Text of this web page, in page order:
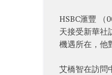
HSBC滙豐 （
天接受新華社
機遇所在，他
艾橋智在訪問